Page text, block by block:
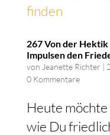
267 Von der
Impulsen den
von Jeanette Richter |
0 Kommentare
Heute
wie Du